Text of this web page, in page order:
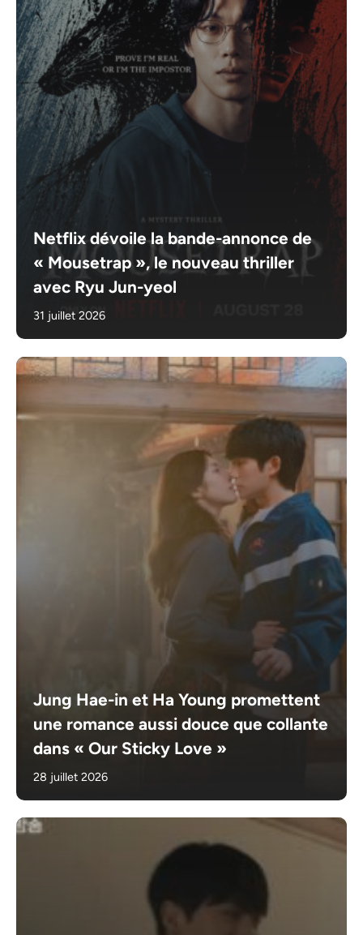
Netflix dévoile la bande-annonce de
« Mousetrap », le nouveau thriller
avec Ryu Jun-yeol
31 juillet 2026
Jung Hae-in et Ha Young promettent
une romance aussi douce que collante
dans « Our Sticky Love »
28 juillet 2026